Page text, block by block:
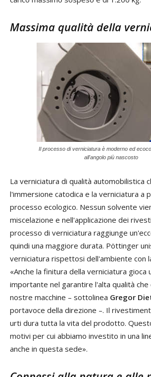
Massima qualità della v
Il processo di verniciatura è moderno ed
all'angolo più nascosto
L a verniciatura di qualità automobilistica c
l'immersione catodica e la verniciatura a p
processo ecologico. Nessun solvente v
miscelazione e nell'applicazione dei r
processo di verniciatura raggiunge un'e
quindi una maggiore durata. Pöttinger u
verniciatura rispettosi dell'ambiente con l
«Anche la finitura della verniciatura gioca
importante nel garantire l'alta qualità che
nostre macchine – sottolinea Gregor
portavoce della direzione –. Il r
urti dura tutta la vita del prodotto. Q
motivi per cui abbiamo investito in una l
anche in questa sede».